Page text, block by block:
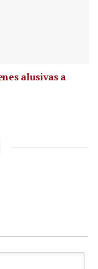
alusivas a